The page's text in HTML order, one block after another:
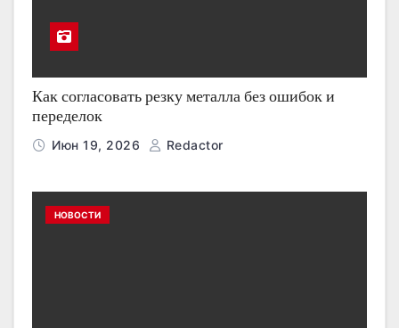
Как согласовать резку металла без ошибок и
переделок
Июн 19, 2026 Redactor
НОВОСТИ